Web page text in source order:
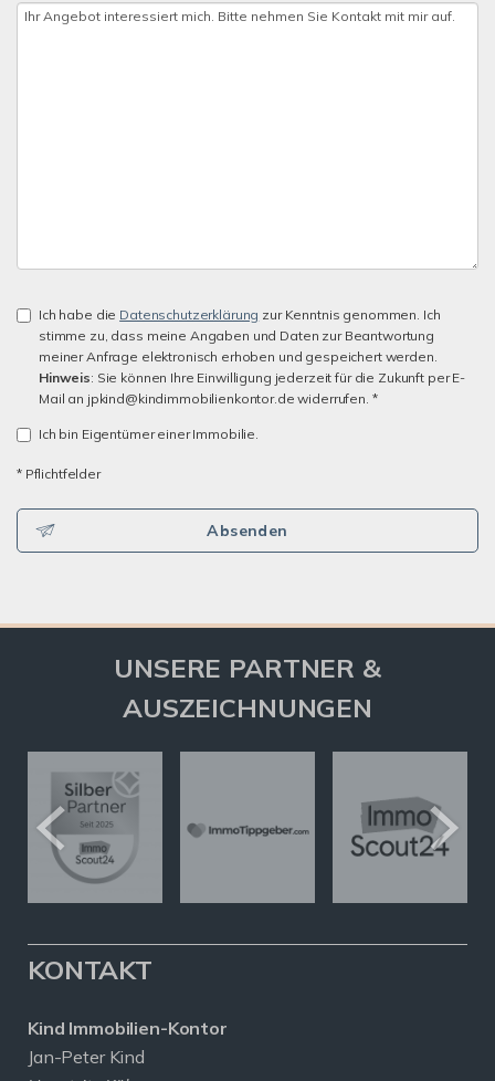
Ich habe die Datenschutzerklärung zur Kenntnis genommen. Ich
stimme zu, dass meine Angaben und Daten zur Beantwortung
meiner Anfrage elektronisch erhoben und gespeichert werden.
Hinweis: Sie können Ihre Einwilligung jederzeit für die Zukunft per E-
Mail an jpkind@kindimmobilienkontor.de widerrufen. *
Ich bin Eigentümer einer Immobilie.
* Pflichtfelder
Absenden
UNSERE PARTNER &
AUSZEICHNUNGEN
KONTAKT
Kind Immobilien-Kontor
Jan-Peter Kind